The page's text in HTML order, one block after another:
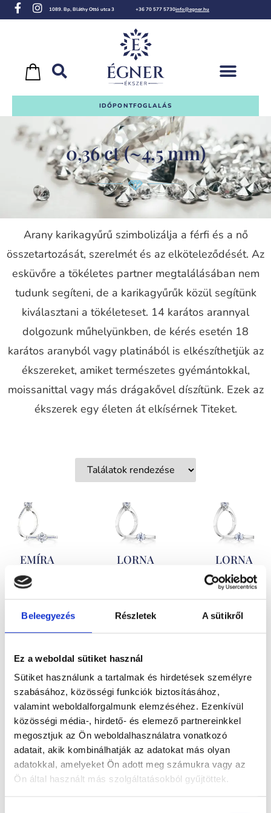
Beleegyezés Részletek A sütikről
Ez a weboldal sütiket használ
Sütiket használunk a tartalmak és hirdetések személyre
szabásához, közösségi funkciók biztosításához,
valamint weboldalforgalmunk elemzéséhez. Ezenkívül
közösségi média-, hirdető- és elemező partnereinkkel
megosztjuk az Ön weboldalhasználatra vonatkozó
adatait, akik kombinálhatják az adatokat más olyan
adatokkal, amelyeket Ön adott meg számukra vagy az
Ön által használt más szolgáltatásokból gyűjtöttek.
1089. Bp, Bláthy Ottó utca 3 +36 70 577 5730info@egner.hu
IDŐPONTFOGLALÁS
0,36 ct (~4,5 mm)
Arany karikagyűrű szimbolizálja a férfi és a nő
összetartozását, szerelmét és az elköteleződését. Az
esküvőre a tökéletes partner megtalálásában nem
tudunk segíteni, de a karikagyűrűk közül segítünk
kiválasztani a tökéleteset. 14 karátos arannyal
dolgozunk műhelyünkben, de kérés esetén 18
karátos aranyból vagy platinából is elkészíthetjük az
ékszereket, amiket természetes gyémántokkal,
moissanittal vagy más drágakővel díszítünk. Ezek az
ékszerek egy életen át elkísérnek Titeket.
EMÍRA
891.400
Gyémánt
gyűrű 0,46ct
kővel
LORNA
0,36ct kővel
LORNA
314.400Ft